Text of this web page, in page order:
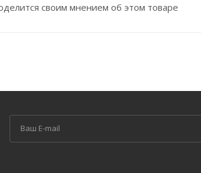
своим мнением об этом товаре